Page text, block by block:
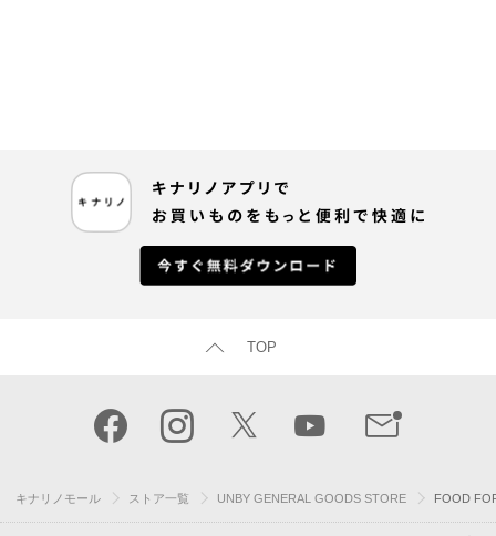
TOP
キナリノモール ストア一覧 UNBY GENERAL GOODS STORE FOOD